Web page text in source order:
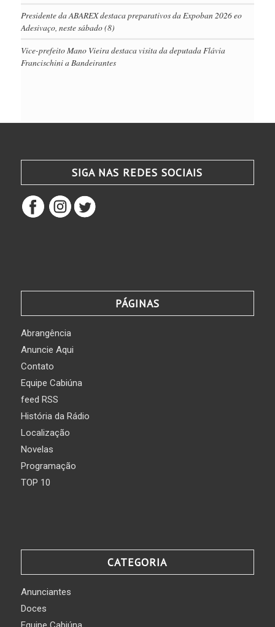
Presidente da ABAREX destaca preparativos da Expoban 2026 eo
Adesivaço, neste sábado (8)
Vice-prefeito Mano Vieira destaca visita da deputada Flávia
Francischini a Bandeirantes
SIGA NAS REDES SOCIAIS
PÁGINAS
Abrangência
Anuncie Aqui
Contato
Equipe Cabiúna
feed RSS
História da Rádio
Localização
Novelas
Programação
TOP 10
CATEGORIA
Anunciantes
Doces